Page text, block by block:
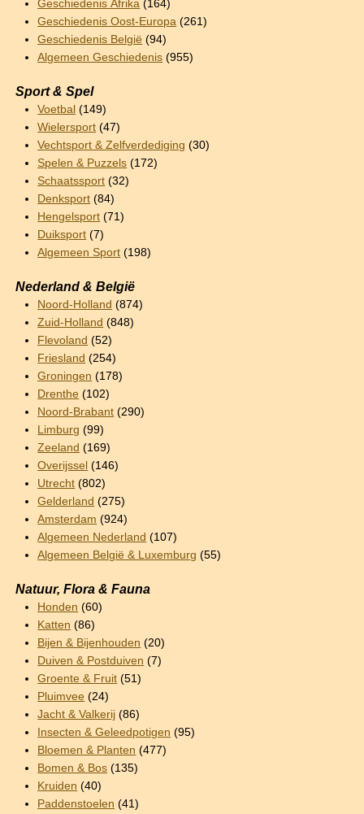
Geschiedenis Afrika (164)
Geschiedenis Oost-Europa (261)
Geschiedenis België (94)
Algemeen Geschiedenis (955)
Sport & Spel
Voetbal (149)
Wielersport (47)
Vechtsport & Zelfverdediging (30)
Spelen & Puzzels (172)
Schaatssport (32)
Denksport (84)
Hengelsport (71)
Duiksport (7)
Algemeen Sport (198)
Nederland & België
Noord-Holland (874)
Zuid-Holland (848)
Flevoland (52)
Friesland (254)
Groningen (178)
Drenthe (102)
Noord-Brabant (290)
Limburg (99)
Zeeland (169)
Overijssel (146)
Utrecht (802)
Gelderland (275)
Amsterdam (924)
Algemeen Nederland (107)
Algemeen België & Luxemburg (55)
Natuur, Flora & Fauna
Honden (60)
Katten (86)
Bijen & Bijenhouden (20)
Duiven & Postduiven (7)
Groente & Fruit (51)
Pluimvee (24)
Jacht & Valkerij (86)
Insecten & Geleedpotigen (95)
Bloemen & Planten (477)
Bomen & Bos (135)
Kruiden (40)
Paddenstoelen (41)